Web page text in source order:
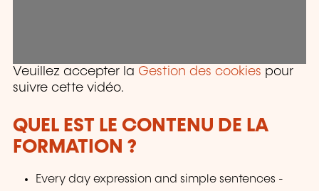
Veuillez accepter la Gestion des cookies pour
suivre cette vidéo.
QUEL EST LE CONTENU DE LA
FORMATION ?
Every day expression and simple sentences -